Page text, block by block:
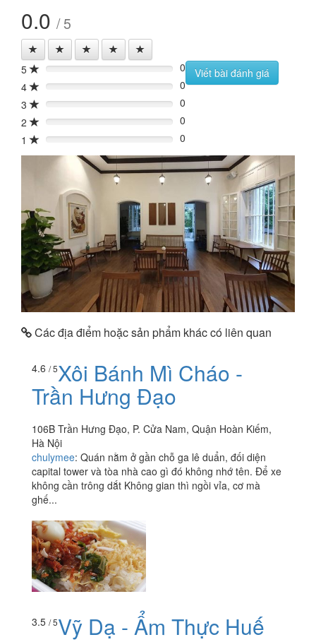
0.0 / 5
5 0%
0
4
0%
0
3
0%
0
2
0%
0
1
0% 0
Viết bài đánh giá
Các địa điểm hoặc sản phẩm khác có liên quan
4.6 / 5Xôi Bánh Mì Cháo -
Trần Hưng Đạo
106B Trần Hưng Đạo, P. Cửa Nam, Quận Hoàn Kiếm,
Hà Nội
chulymee: Quán nằm ở gần chỗ ga lê duẩn, đối diện
capital tower và tòa nhà cao gì đó không nhớ tên. Để xe
không cần trông dắt Không gian thì ngồi vỉa, cơ mà
ghế...
3.5 / 5Vỹ Dạ - Ẩm Thực Huế